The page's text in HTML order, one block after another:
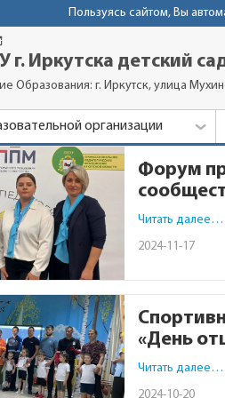
Пользуясь сайтом, Вы
г. Иркутска детский
Образования: г. Иркутск, улица
организации
Форум
Читать далее…
2024-11-17
«День
Читать далее…
2024-10-20